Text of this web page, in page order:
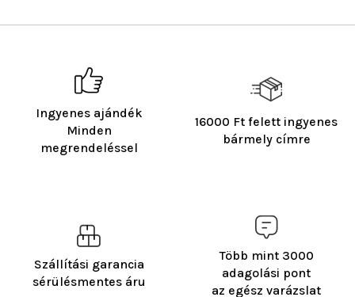
Ingyenes ajándék
Minden
megrendeléssel
16000 Ft felett ingyenes
bármely címre
Szállítási garancia
sérülésmentes áru
Több mint 3000
adagolási pont
az egész varázslat